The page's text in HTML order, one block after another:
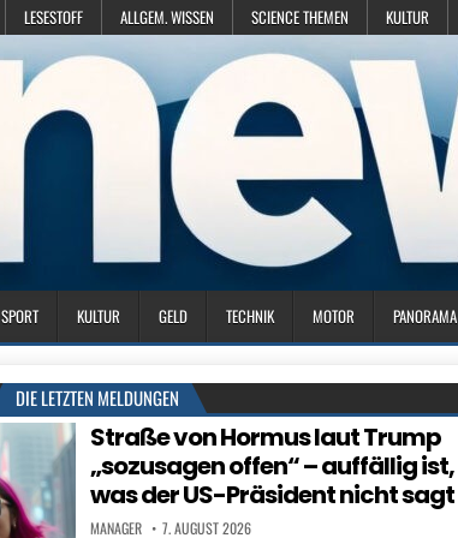
LESESTOFF ALLGEM. WISSEN SCIENCE THEMEN KULTUR
SPORT KULTUR GELD TECHNIK MOTOR PANORAMA
DIE LETZTEN MELDUNGEN
Straße von Hormus laut Trump
„sozusagen offen“ – auffällig ist,
was der US-Präsident nicht sagt
MANAGER 7. AUGUST 2026